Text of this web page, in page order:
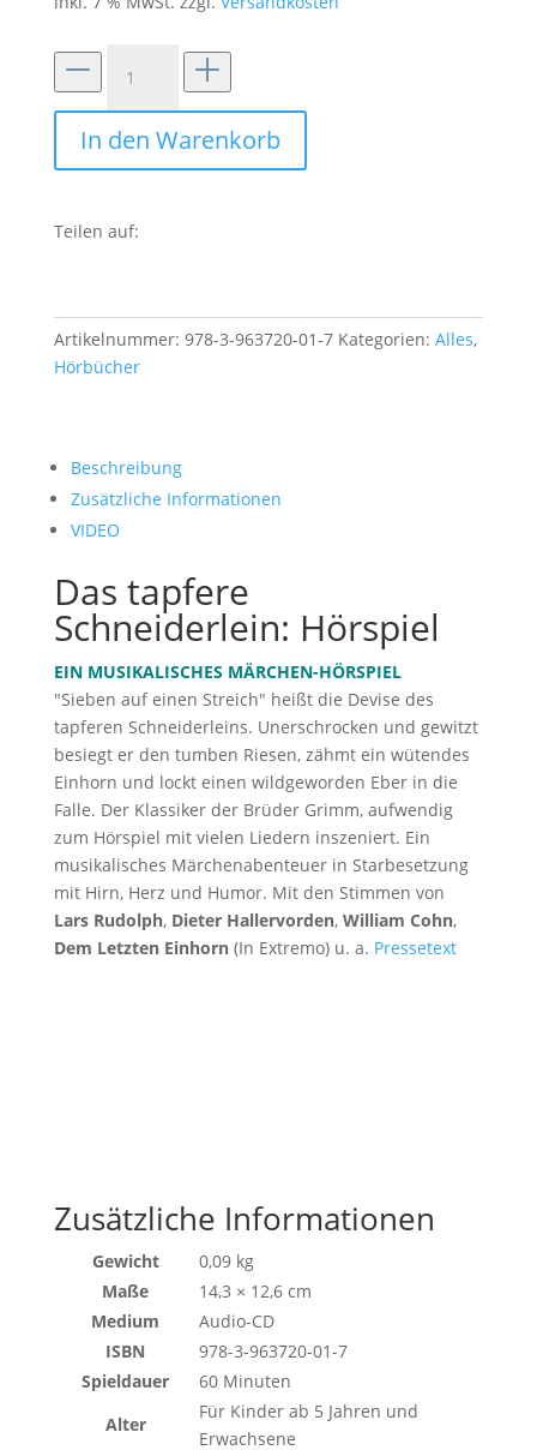
Das
tapfere
Schneiderlein:
Hörspiel
Menge
In den Warenkorb
Teilen auf:
Artikelnummer: 978-3-963720-01-7 Kategorien: Alles,
Hörbücher
Beschreibung
Zusätzliche Informationen
VIDEO
Das tapfere
Schneiderlein: Hörspiel
EIN MUSIKALISCHES MÄRCHEN-HÖRSPIEL
"Sieben auf einen Streich" heißt die Devise des
tapferen Schneiderleins. Unerschrocken und gewitzt
besiegt er den tumben Riesen, zähmt ein wütendes
Einhorn und lockt einen wildgeworden Eber in die
Falle. Der Klassiker der Brüder Grimm, aufwendig
zum Hörspiel mit vielen Liedern inszeniert. Ein
musikalisches Märchenabenteuer in Starbesetzung
mit Hirn, Herz und Humor. Mit den Stimmen von
Lars Rudolph, Dieter Hallervorden, William Cohn,
Dem Letzten Einhorn(In Extremo) u. a. Pressetext
Zusätzliche Informationen
Gewicht
0,09 kg
Maße
14,3 × 12,6 cm
Medium
Audio-CD
ISBN
978-3-963720-01-7
Spieldauer
60 Minuten
Alter
Für Kinder ab 5 Jahren und
Erwachsene